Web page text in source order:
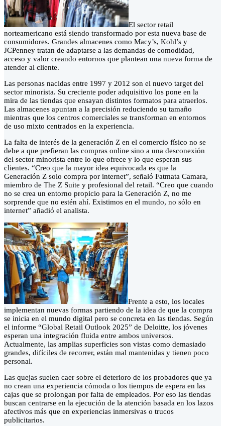
El sector retail
norteamericano está siendo transformado por esta nueva base de
consumidores. Grandes almacenes como Macy’s, Kohl’s y
JCPenney tratan de adaptarse a las demandas de comodidad,
acceso y valor creando entornos que plantean una nueva forma de
atender al cliente.
Las personas nacidas entre 1997 y 2012 son el nuevo target del
sector minorista. Su creciente poder adquisitivo los pone en la
mira de las tiendas que ensayan distintos formatos para atraerlos.
Las almacenes apuntan a la precisión reduciendo su tamaño
mientras que los centros comerciales se transforman en entornos
de uso mixto centrados en la experiencia.
La falta de interés de la generación Z en el comercio físico no se
debe a que prefieran las compras online sino a una desconexión
del sector minorista entre lo que ofrece y lo que esperan sus
clientes. “Creo que la mayor idea equivocada es que la
Generación Z solo compra por internet”, señaló Fatmata Camara,
miembro de The Z Suite y profesional del retail. “Creo que cuando
no se crea un entorno propicio para la Generación Z, no me
sorprende que no estén ahí. Existimos en el mundo, no sólo en
internet” añadió el analista.
Frente a esto, los locales
implementan nuevas formas partiendo de la idea de que la compra
se inicia en el mundo digital pero se concreta en las tiendas. Según
el informe “Global Retail Outlook 2025” de Deloitte, los jóvenes
esperan una integración fluida entre ambos universos.
Actualmente, las amplias superficies son vistas como demasiado
grandes, difíciles de recorrer, están mal mantenidas y tienen poco
personal.
Las quejas suelen caer sobre el deterioro de los probadores que ya
no crean una experiencia cómoda o los tiempos de espera en las
cajas que se prolongan por falta de empleados. Por eso las tiendas
buscan centrarse en la ejecución de la atención basada en los lazos
afectivos más que en experiencias inmersivas o trucos
publicitarios.